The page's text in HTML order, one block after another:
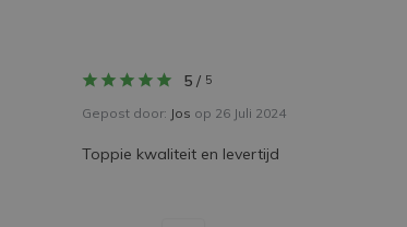
5/ 5
Gepost door: Jos op 26 Juli 2024
Toppie kwaliteit en levertijd